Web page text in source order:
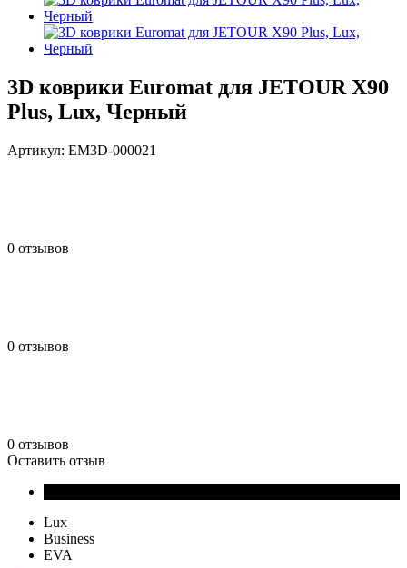
3D коврики Euromat для JETOUR X90
Plus, Lux, Черный
Артикул: EM3D-000021
0 отзывов
0 отзывов
0 отзывов
Оставить отзыв
Lux
Business
EVA